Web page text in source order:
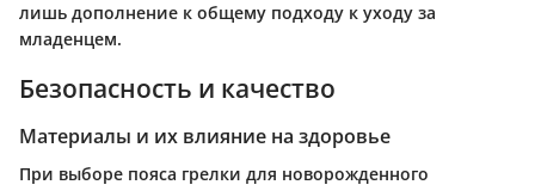
лишь дополнение к общему подходу к уходу за
младенцем.
Безопасность и качество
Материалы и их влияние на здоровье
При выборе пояса грелки для новорожденного